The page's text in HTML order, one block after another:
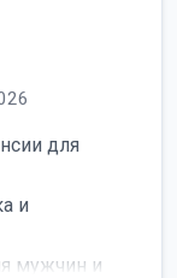
для
и
мужчин и